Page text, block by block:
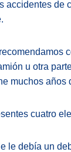
accidentes de
u otra
muchos años
cuatro
le debía un